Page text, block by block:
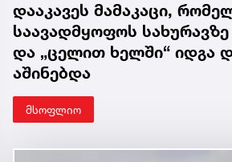
დააკავეს მამაკაცი,
საავადმყოფოს
და „ცელით ხელში“ იდგა
აშინებდა
მსოფლიო